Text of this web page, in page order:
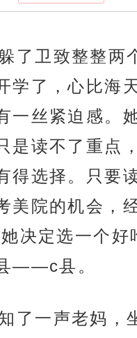
了卫致整整两
学了，心比海
一丝紧迫感。
是读不了重点
得选择。只要
美院的机会，
决定选一个好
——c县。
了一声老妈，